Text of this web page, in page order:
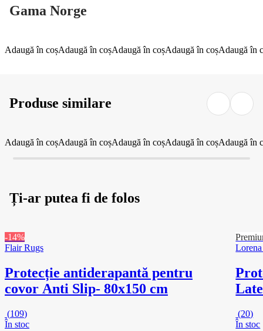
Gama Norge
Adaugă în coșAdaugă în coșAdaugă în coșAdaugă în coșAdaugă în
Produse similare
Adaugă în coșAdaugă în coșAdaugă în coșAdaugă în coșAdaugă în
Ți-ar putea fi de folos
-14%
Flair Rugs
Protecție antiderapantă pentru
covor Anti Slip- 80x150 cm
(109)
În stoc
(20)
În stoc